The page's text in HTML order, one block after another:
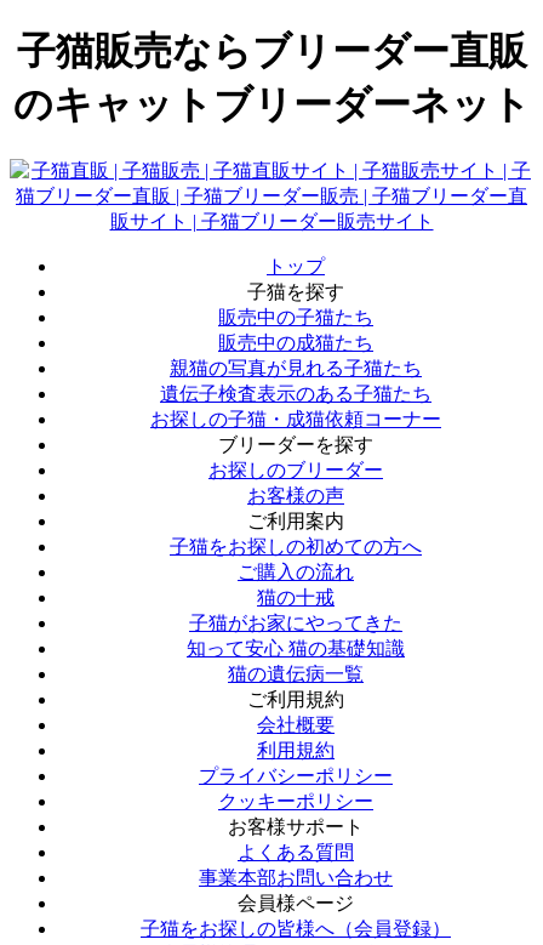
子猫販売ならブリーダー直販
のキャットブリーダーネット
トップ
子猫を探す
販売中の子猫たち
販売中の成猫たち
親猫の写真が見れる子猫たち
遺伝子検査表示のある子猫たち
お探しの子猫・成猫依頼コーナー
ブリーダーを探す
お探しのブリーダー
お客様の声
ご利用案内
子猫をお探しの初めての方へ
ご購入の流れ
猫の十戒
子猫がお家にやってきた
知って安心 猫の基礎知識
猫の遺伝病一覧
ご利用規約
会社概要
利用規約
プライバシーポリシー
クッキーポリシー
お客様サポート
よくある質問
事業本部お問い合わせ
会員様ページ
子猫をお探しの皆様へ（会員登録）